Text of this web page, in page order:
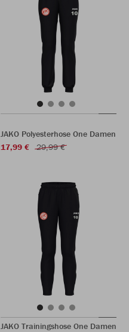
JAKO Polyesterhose One Damen
17,99 €
29,99 €
JAKO Trainingshose One Damen